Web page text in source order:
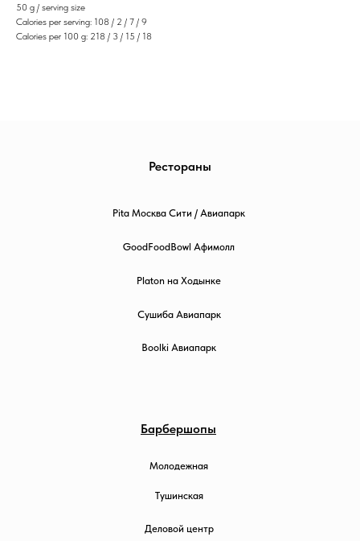
50 g / serving size
Calories per serving: 108 / 2 / 7 / 9
Calories per 100 g: 218 / 3 / 15 / 18
Барбершопы
Молодежная
Тушинская
Деловой центр
Рестораны
Pita Москва Сити / Авиапарк
GoodFoodBowl Афимолл
Platon на Ходынке
Сушиба Авиапарк
Boolki Авиапарк